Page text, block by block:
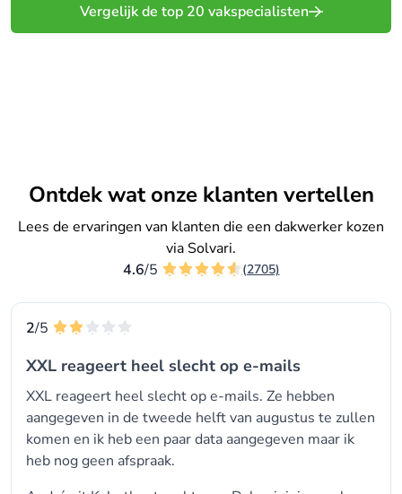
Vergelijk de top 20 vakspecialisten
Ontdek wat onze klanten vertellen
Lees de ervaringen van klanten die een dakwerker kozen
via Solvari.
4.6/5 (2705)
2/5
XXL reageert heel slecht op e-mails
XXL reageert heel slecht op e-mails. Ze hebben
aangegeven in de tweede helft van augustus te zullen
komen en ik heb een paar data aangegeven maar ik
heb nog geen afspraak.